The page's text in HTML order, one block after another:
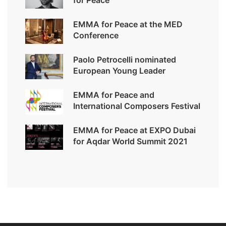
EMMA for Peace at the MED
Conference
Paolo Petrocelli nominated
European Young Leader
EMMA for Peace and
International Composers Festival
EMMA for Peace at EXPO Dubai
for Aqdar World Summit 2021